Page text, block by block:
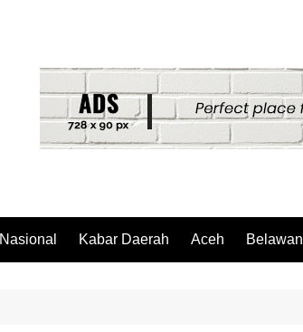
Nasional Kabar Daerah Aceh Belawan